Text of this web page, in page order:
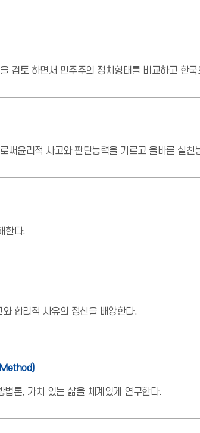
검토 하면서 민주주의 정치형태를 비교하고 한
윤리적 사고와 판단능력을 기르고 올바른 실천
한다.
합리적 사유의 정신을 배양한다.
론, 가치 있는 삶을 체계있게 연구한다.